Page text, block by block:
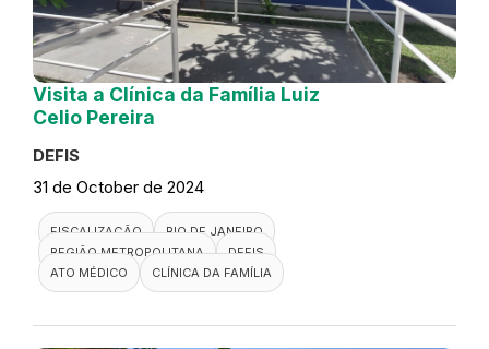
Visita a Clínica da Família Luiz
Celio Pereira
DEFIS
31 de October de 2024
FISCALIZAÇÃO
RIO DE JANEIRO
REGIÃO METROPOLITANA
DEFIS
ATO MÉDICO
CLÍNICA DA FAMÍLIA